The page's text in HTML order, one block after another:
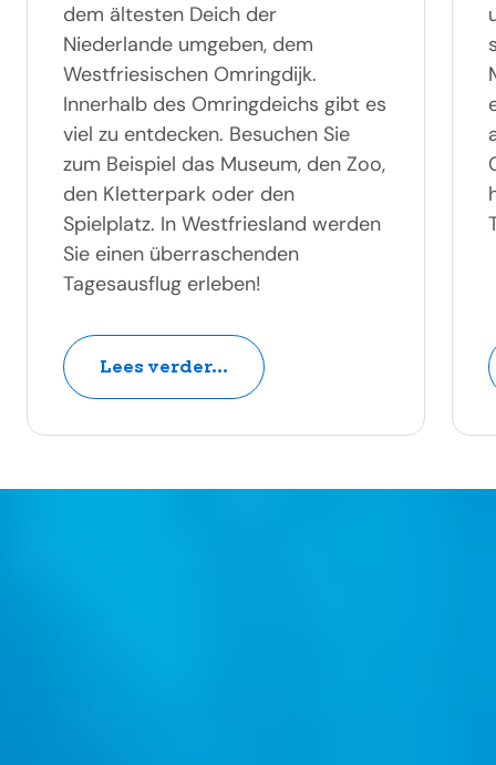
dem ältesten Deich der
Niederlande umgeben, dem
Westfriesischen Omringdijk.
Innerhalb des Omringdeichs gibt es
viel zu entdecken. Besuchen Sie
zum Beispiel das Museum, den Zoo,
den Kletterpark oder den
Spielplatz. In Westfriesland werden
Sie einen überraschenden
Tagesausflug erleben!
Lees verder...